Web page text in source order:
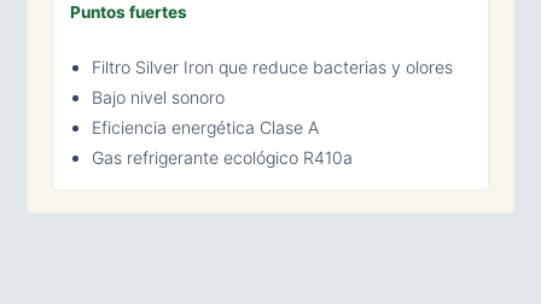
Puntos fuertes
Filtro Silver Iron que reduce bacterias y olores
Bajo nivel sonoro
Eficiencia energética Clase A
Gas refrigerante ecológico R410a